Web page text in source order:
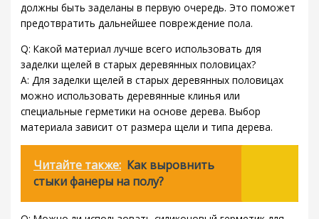
должны быть заделаны в первую очередь. Это поможет
предотвратить дальнейшее повреждение пола.
Q: Какой материал лучше всего использовать для
заделки щелей в старых деревянных половицах?
A: Для заделки щелей в старых деревянных половицах
можно использовать деревянные клинья или
специальные герметики на основе дерева. Выбор
материала зависит от размера щели и типа дерева.
Читайте также: Как выровнить
стыки фанеры на полу?